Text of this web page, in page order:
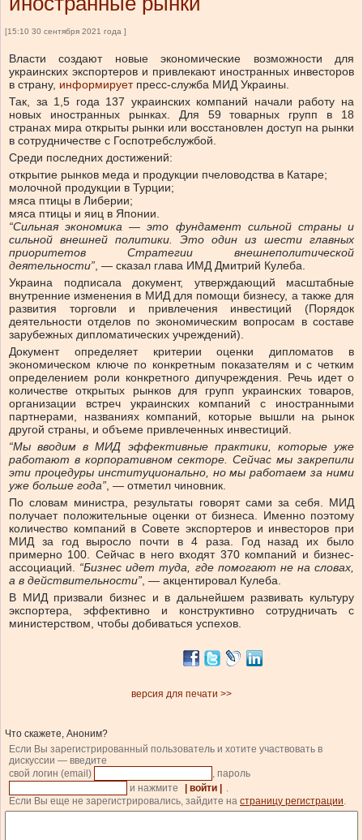
[15:10 30 сентября 2021 года ]
Власти создают новые экономические возможности для
украинских экспортеров и привлекают иностранных инвесторов
в страну, информируетпресс-служба МИД Украины.
Так, за 1,5 года 137 украинских компаний начали работу на
новых иностранных рынках. Для 59 товарных групп в 18
странах мира открыты рынки или восстановлен доступ на рынки
в сотрудничестве с Госпотребслужбой.
Среди последних достижений:
открытие рынков меда и продукции пчеловодства в Катаре;
молочной продукции в Турции;
мяса птицы в Либерии;
мяса птицы и яиц в Японии.
“Сильная экономика — это фундамент сильной страны и
сильной внешней политики. Это один из шести главных
приоритетов Стратегии внешнеполитической
деятельности”, — сказал глава ИМД Дмитрий Кулеба.
Украина подписала документ, утверждающий масштабные
внутренние изменения в МИД для помощи бизнесу, а также для
развития торговли и привлечения инвестиций (Порядок
деятельности отделов по экономическим вопросам в составе
зарубежных дипломатических учреждений).
Документ определяет критерии оценки дипломатов в
экономическом ключе по конкретным показателям и с четким
определением роли конкретного дипучреждения. Речь идет о
количестве открытых рынков для групп украинских товаров,
организации встреч украинских компаний с иностранными
партнерами, названиях компаний, которые вышли на рынок
другой страны, и объеме привлеченных инвестиций.
“Мы вводим в МИД эффективные практики, которые уже
работают в корпоративном секторе. Сейчас мы закрепили
эти процедуры институционально, но мы работаем за ними
уже больше года”, — отметил чиновник.
По словам министра, результаты говорят сами за себя. МИД
получает положительные оценки от бизнеса. Именно поэтому
количество компаний в Совете экспортеров и инвесторов при
МИД за год выросло почти в 4 раза. Год назад их было
примерно 100. Сейчас в него входят 370 компаний и бизнес-
ассоциаций. “Бизнес идет туда, где помогают не на словах,
а в действительности”, — акцентировал Кулеба.
В МИД призвали бизнес и в дальнейшем развивать культуру
экспортера, эффективно и конструктивно сотрудничать с
министерством, чтобы добиваться успехов.
версия для печати >>
Что скажете, Аноним?
Если Вы зарегистрированный пользователь и хотите участвовать в
дискуссии — введите
свой логин (email)
, пароль
и нажмите
| войти |
.
Если Вы еще не зарегистрировались, зайдите на страницу регистрации.